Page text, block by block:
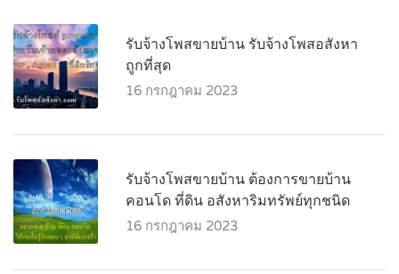
รับจ้างโพสขายบ้าน รับจ้างโพสอสังหา
ถูกที่สุด
16 กรกฎาคม 2023
รับจ้างโพสขายบ้าน ต้องการขายบ้าน
คอนโด ที่ดิน อสังหาริมทรัพย์ทุกชนิด
16 กรกฎาคม 2023